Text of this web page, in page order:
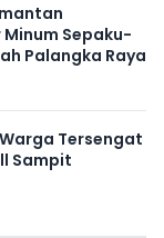
Sepaku-
Palangka Raya
Tersengat
Sampit